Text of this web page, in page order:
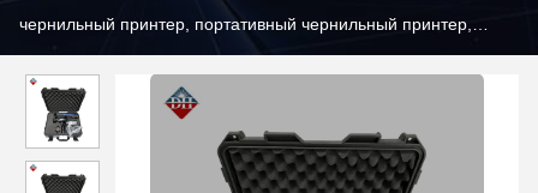
чернильный принтер, портативный чернильный принтер,